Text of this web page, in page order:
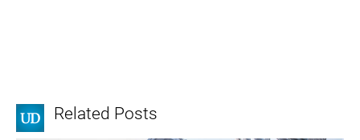
Related Posts